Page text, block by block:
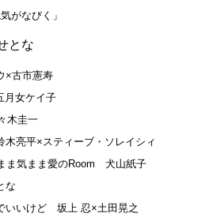
がなびく」
とな
×古市憲寿
女ケイ子
木圭一
亮平×スティーブ・ソレイシィ
ま気まま愛のRoom 犬山紙子
な
いいけど 坂上 忍×土田晃之